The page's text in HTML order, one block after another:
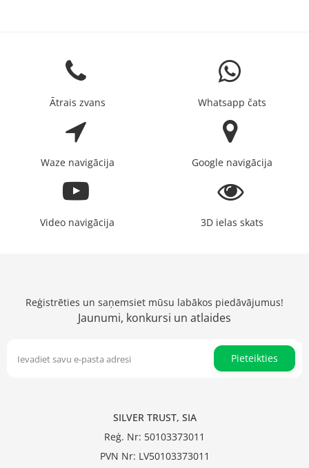
Ātrais zvans Whatsapp čats
Waze navigācija Google navigācija
Video navigācija 3D ielas skats
Reģistrēties un saņemsiet mūsu labākos piedāvājumus!
Jaunumi, konkursi un atlaides
Pieteikties
SILVER TRUST, SIA
Reģ. Nr: 50103373011
PVN Nr: LV50103373011